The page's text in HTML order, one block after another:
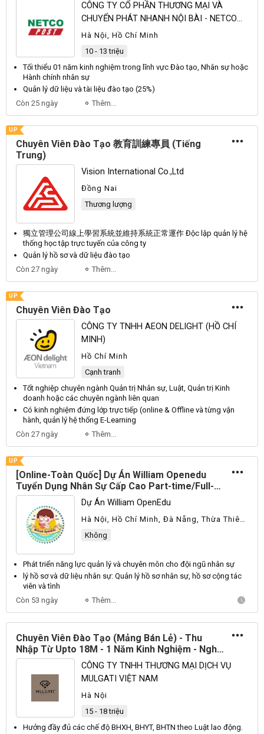
CÔNG TY CỔ PHẦN THƯƠNG MẠI VÀ
CHUYỂN PHÁT NHANH NỘI BÀI - NETCO
POST
Hà Nội, Hồ Chí Minh
10 - 13 triệu
Tối thiểu 01 năm kinh nghiệm trong lĩnh vực Đào tạo, Nhân sự hoặc
Hành chính nhân sự
Quản lý dữ liệu và tài liệu đào tạo (25%)
Còn 25 ngày
Thêm...
UP
Chuyên Viên Đào Tạo 教育訓練專員 (Tiếng
Trung)
Vision International Co.,Ltd
Đồng Nai
Thương lượng
獨立管理公司線上學習系統並維持系統正常運作 Độc lập quản lý hệ
thống học tập trực tuyến của công ty
Quản lý hồ sơ và dữ liệu đào tạo
Còn 27 ngày
Thêm...
UP
Chuyên Viên Đào Tạo
CÔNG TY TNHH AEON DELIGHT (HỒ CHÍ
MINH)
Hồ Chí Minh
Cạnh tranh
Tốt nghiệp chuyên ngành Quản trị Nhân sự, Luật, Quản trị Kinh
doanh hoặc các chuyên ngành liên quan
Có kinh nghiệm đứng lớp trực tiếp (online & Offline và từng vận
hành, quản lý hệ thống E-Learning
Còn 27 ngày
Thêm...
UP
[Online-Toàn Quốc] Dự Án William Openedu
Tuyển Dụng Nhân Sự Cấp Cao Part-time/Full-
time 2026
Dự Án William OpenEdu
Hà Nội, Hồ Chí Minh, Đà Nẵng, Thừa Thiên
Không
Phát triển năng lực quản lý và chuyên môn cho đội ngũ nhân sự
lý hồ sơ và dữ liệu nhân sự: Quản lý hồ sơnhân sự, hồ sơ cộng tác
viên và tình
Còn 53 ngày
Thêm...
Chuyên Viên Đào Tạo (Mảng Bán Lẻ) - Thu
Nhập Từ Upto 18M - 1 Năm Kinh Nghiệm - Nghĩa
Đô (Cầu Giấy - Hà Nội)CÔNG TY TNHH THƯƠNG MẠI DỊCH VỤ
MULGATI VIỆT NAM
Hà Nội
15 - 18 triệu
Hưởng đầy đủ các chế độ BHXH, BHYT, BHTN theo Luật lao động.